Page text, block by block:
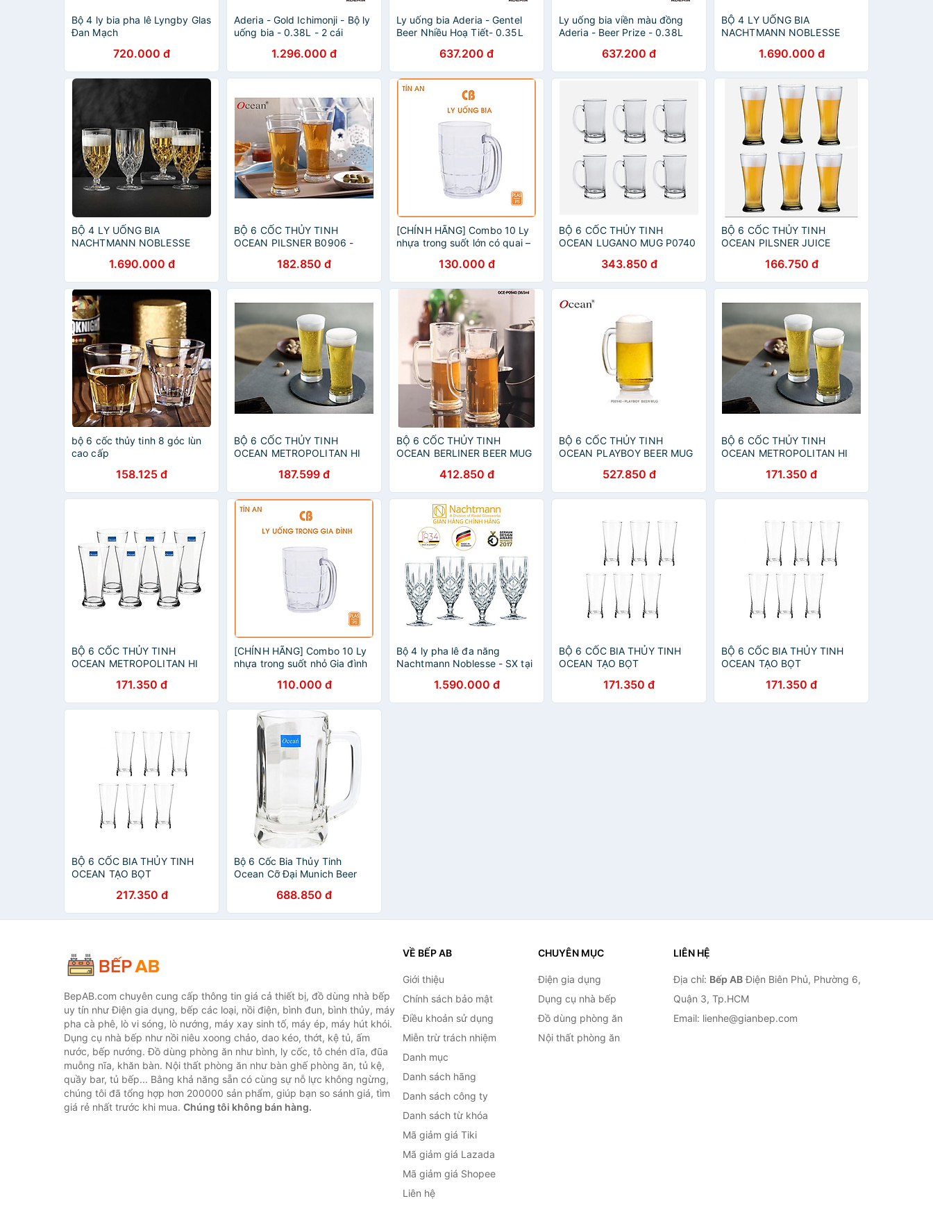
Bộ 4 ly bia pha lê Lyngby Glas
Đan Mạch
720.000 đ
Aderia - Gold Ichimonji - Bộ ly
uống bia - 0.38L - 2 cái
1.296.000 đ
Ly uống bia Aderia - Gentel
Beer Nhiều Hoạ Tiết- 0.35L
637.200 đ
Ly uống bia viền màu đồng
Aderia - Beer Prize - 0.38L
637.200 đ
BỘ 4 LY UỐNG BIA
NACHTMANN NOBLESSE
Hàng chính hãng
1.690.000 đ
BỘ 4 LY UỐNG BIA
NACHTMANN NOBLESSE
hàng chính hãng
1.690.000 đ
BỘ 6 CỐC THỦY TINH
OCEAN PILSNER B0906 -
182.850 đ
[CHÍNH HÃNG] Combo 10 Ly
nhựa trong suốt lớn có quai –
130.000 đ
BỘ 6 CỐC THỦY TINH
OCEAN LUGANO MUG P0740
343.850 đ
BỘ 6 CỐC THỦY TINH
OCEAN PILSNER JUICE
166.750 đ
bộ 6 cốc thủy tinh 8 góc lùn
cao cấp
158.125 đ
BỘ 6 CỐC THỦY TINH
OCEAN METROPOLITAN HI
187.599 đ
BỘ 6 CỐC THỦY TINH
OCEAN BERLINER BEER MUG
412.850 đ
BỘ 6 CỐC THỦY TINH
OCEAN PLAYBOY BEER MUG
527.850 đ
BỘ 6 CỐC THỦY TINH
OCEAN METROPOLITAN HI
171.350 đ
BỘ 6 CỐC THỦY TINH
OCEAN METROPOLITAN HI
171.350 đ
[CHÍNH HÃNG] Combo 10 Ly
nhựa trong suốt nhỏ Gia đình
110.000 đ
Bộ 4 ly pha lê đa năng
Nachtmann Noblesse - SX tại
(kèm ảnh thật)1.590.000 đ
BỘ 6 CỐC BIA THỦY TINH
OCEAN TẠO BỌT
171.350 đ
BỘ 6 CỐC BIA THỦY TINH
OCEAN TẠO BỌT
171.350 đ
BỘ 6 CỐC BIA THỦY TINH
OCEAN TẠO BỌT
217.350 đ
Bộ 6 Cốc Bia Thủy Tinh
Ocean Cỡ Đại Munich Beer
688.850 đ
BepAB.com chuyên cung cấp thông tin giá cả thiết bị, đồ dùng nhà bếp
uy tín như Điện gia dụng, bếp các loại, nồi điện, bình đun, bình thủy, máy
pha cà phê, lò vi sóng, lò nướng, máy xay sinh tố, máy ép, máy hút khói.
Dụng cụ nhà bếp như nồi niêu xoong chảo, dao kéo, thớt, kệ tủ, ấm
nước, bếp nướng. Đồ dùng phòng ăn như bình, ly cốc, tô chén dĩa, đũa
muỗng nĩa, khăn bàn. Nội thất phòng ăn như bàn ghế phòng ăn, tủ kệ,
quầy bar, tủ bếp... Bằng khả năng sẵn có cùng sự nỗ lực không ngừng,
chúng tôi đã tổng hợp hơn 200000 sản phẩm, giúp bạn so sánh giá, tìm
giá rẻ nhất trước khi mua. Chúng tôi không bán hàng.
VỀ BẾP AB
Giới thiệu
Chính sách bảo mật
Điều khoản sử dụng
Miễn trừ trách nhiệm
Danh mục
Danh sách hãng
Danh sách công ty
Danh sách từ khóa
Mã giảm giá Tiki
Mã giảm giá Lazada
Mã giảm giá Shopee
Liên hệ
CHUYÊN MỤC
Điện gia dụng
Dụng cụ nhà bếp
Đồ dùng phòng ăn
Nội thất phòng ăn
LIÊN HỆ
Địa chỉ: Bếp ABĐiện Biên Phủ, Phường 6,
Quận 3, Tp.HCM
Email: lienhe@gianbep.com